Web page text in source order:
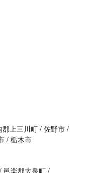
郡上三川町 佐野市
栃木市
邑楽郡大泉町